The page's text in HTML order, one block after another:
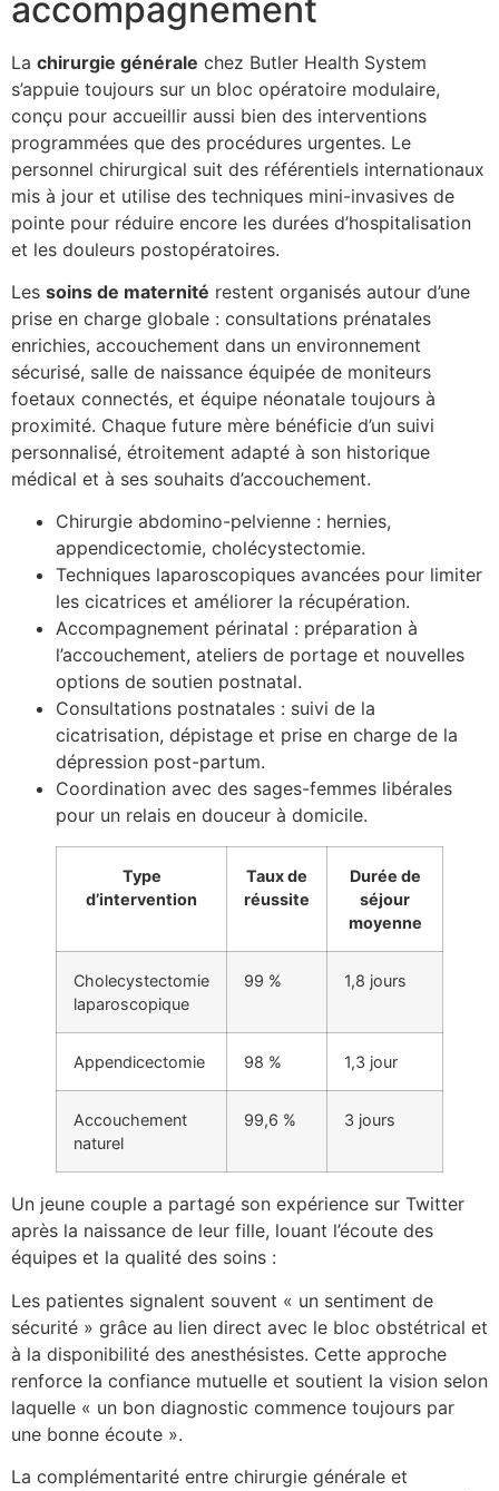
accompagnement
La chirurgie générale chez Butler Health System
s’appuie toujours sur un bloc opératoire modulaire,
conçu pour accueillir aussi bien des interventions
programmées que des procédures urgentes. Le
personnel chirurgical suit des référentiels internationaux
mis à jour et utilise des techniques mini-invasives de
pointe pour réduire encore les durées d’hospitalisation
et les douleurs postopératoires.
Les soins de maternité restent organisés autour d’une
prise en charge globale : consultations prénatales
enrichies, accouchement dans un environnement
sécurisé, salle de naissance équipée de moniteurs
foetaux connectés, et équipe néonatale toujours à
proximité. Chaque future mère bénéficie d’un suivi
personnalisé, étroitement adapté à son historique
médical et à ses souhaits d’accouchement.
Chirurgie abdomino-pelvienne : hernies,
appendicectomie, cholécystectomie.
Techniques laparoscopiques avancées pour limiter
les cicatrices et améliorer la récupération.
Accompagnement périnatal : préparation à
l’accouchement, ateliers de portage et nouvelles
options de soutien postnatal.
Consultations postnatales : suivi de la
cicatrisation, dépistage et prise en charge de la
dépression post-partum.
Coordination avec des sages-femmes libérales
pour un relais en douceur à domicile.
Type
d’intervention
Taux de
réussite
Durée de
séjour
moyenne
Cholecystectomie
laparoscopique
99 % 1,8 jours
Appendicectomie 98 % 1,3 jour
Accouchement
naturel
99,6 % 3 jours
Un jeune couple a partagé son expérience sur Twitter
après la naissance de leur fille, louant l’écoute des
équipes et la qualité des soins :
Les patientes signalent souvent « un sentiment de
sécurité » grâce au lien direct avec le bloc obstétrical et
à la disponibilité des anesthésistes. Cette approche
renforce la confiance mutuelle et soutient la vision selon
laquelle « un bon diagnostic commence toujours par
une bonne écoute ».
La complémentarité entre chirurgie générale et